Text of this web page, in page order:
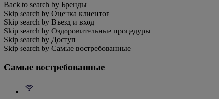
Back to search by Бренды
Skip search by Оценка клиентов
Skip search by Въезд и вход
Skip search by Оздоровительные процедуры
Skip search by Доступ
Skip search by Самые востребованные
Самые востребованные